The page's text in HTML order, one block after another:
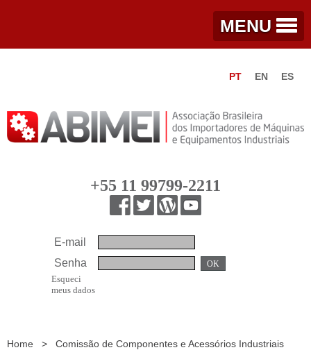
MENU
PT EN ES
+55 11 99799-2211
E-mail
Senha
OK
Esqueci
meus dados
Home > Comissão de Componentes e Acessórios Industriais